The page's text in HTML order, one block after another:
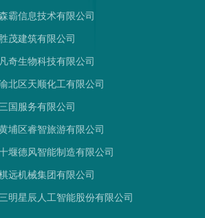
霸信息技术有限公司
茂建筑有限公司
奇生物科技有限公司
北区天顺化工有限公司
国服务有限公司
埔区睿智旅游有限公司
堰德风智能制造有限公司
远机械集团有限公司
明星辰人工智能股份有限公司